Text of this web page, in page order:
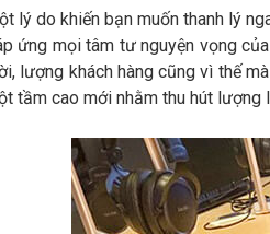
lý do khiến bạn muốn thanh lý
ứng mọi tâm tư nguyện vọng
lượng khách hàng cũng vì thế
tầm cao mới nhằm thu hút lượng